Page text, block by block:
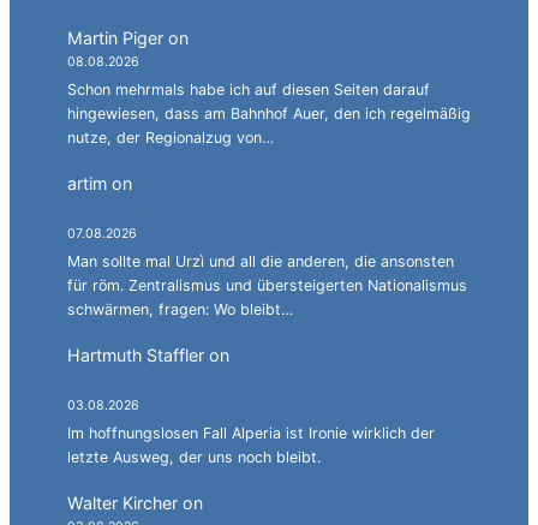
Martin Piger on
08.08.2026
Schon mehrmals habe ich auf diesen Seiten darauf
hingewiesen, dass am Bahnhof Auer, den ich regelmäßig
nutze, der Regionalzug von…
artim on
07.08.2026
Man sollte mal Urzì und all die anderen, die ansonsten
für röm. Zentralismus und übersteigerten Nationalismus
schwärmen, fragen: Wo bleibt…
Hartmuth Staffler on
03.08.2026
Im hoffnungslosen Fall Alperia ist Ironie wirklich der
letzte Ausweg, der uns noch bleibt.
Walter Kircher on